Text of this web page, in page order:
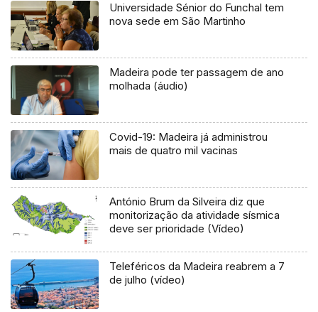
Universidade Sénior do Funchal tem
nova sede em São Martinho
Madeira pode ter passagem de ano
molhada (áudio)
Covid-19: Madeira já administrou
mais de quatro mil vacinas
António Brum da Silveira diz que
monitorização da atividade sísmica
deve ser prioridade (Vídeo)
Teleféricos da Madeira reabrem a 7
de julho (vídeo)